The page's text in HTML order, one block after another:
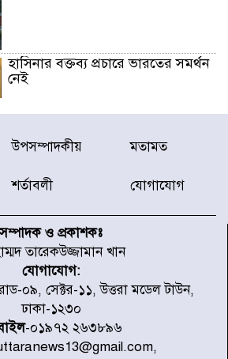
হাসিনার বক্তব্য প্রচারে ভারতের সমর্থন
নেই
জুলাই গণঅভ্যুত্থানে আহত যোদ্ধা
মিতুর খোঁজ নিলেন প্রধানমন্ত্রী
শহীদের তালিকা প্রকাশ করল JRA
জুলাই গণঅভ্যুত্থানে উত্তরায় সর্বকনিষ্ঠ
শহীদ জাবির ইব্রাহীম: এক শিশুর রক্তে
লেখা ইতিহাস
রাজধানীতে আজ বৃষ্টির সম্ভাবনা, যা
উপসম্পাদকীয় মতামত
শর্তাবলী যোগাযোগ
সম্পাদক ও প্রকাশকঃ
তারেকউজ্জামান খান
যোগাযোগ:
০৯, সেক্টর-১১, উত্তরা মডেল টাউন,
ঢাকা-১২৩০
-০১৯৭২ ২৬৩৮৯৬